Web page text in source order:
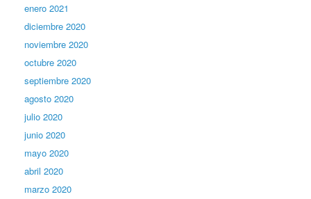
enero 2021
diciembre 2020
noviembre 2020
octubre 2020
septiembre 2020
agosto 2020
julio 2020
junio 2020
mayo 2020
abril 2020
marzo 2020